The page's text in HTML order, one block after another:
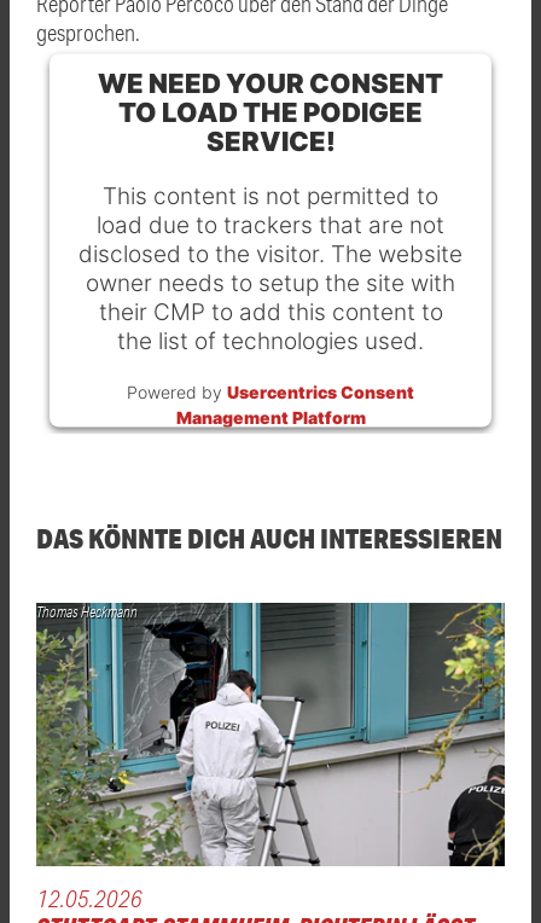
gesprochen.
WE NEED YOUR CONSENT
TO LOAD THE PODIGEE
SERVICE!
This content is not permitted to
load due to trackers that are not
disclosed to the visitor. The website
owner needs to setup the site with
their CMP to add this content to
the list of technologies used.
Powered by Usercentrics Consent
Management Platform
DAS KÖNNTE DICH AUCH INTERESSIEREN
Thomas Heckmann
12.05.2026